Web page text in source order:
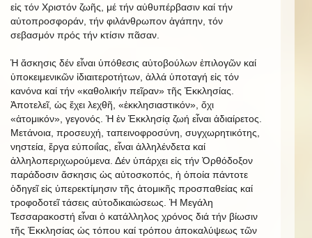
εἰς τόν Χριστόν ζωῆς, μέ τήν αὐθυπέρβασιν καί τήν
αὐτοπροσφοράν, τήν φιλάνθρωπον ἀγάπην, τόν
σεβασμόν πρός τήν κτίσιν πᾶσαν.
Ἡ ἄσκησις δέν εἶναι ὑπόθεσις αὐτοβούλων ἐπιλογῶν καί
ὑποκειμενικῶν ἰδιαιτεροτήτων, ἀλλά ὑποταγή εἰς τόν
κανόνα καί τήν «καθολικήν πεῖραν» τῆς Ἐκκλησίας.
Ἀποτελεῖ, ὡς ἔχει λεχθῆ, «ἐκκλησιαστικόν», ὄχι
«ἀτομικόν», γεγονός. Ἡ ἐν Ἐκκλησίᾳ ζωή εἶναι ἀδιαίρετος.
Μετάνοια, προσευχή, ταπεινοφροσύνη, συγχωρητικότης,
νηστεία, ἔργα εὐποιΐας, εἶναι ἀλληλένδετα καί
ἀλληλοπεριχωρούμενα. Δέν ὑπάρχει εἰς τήν Ὀρθόδοξον
παράδοσιν ἄσκησις ὡς αὐτοσκοπός, ἡ ὁποία πάντοτε
ὁδηγεῖ εἰς ὑπερεκτίμησιν τῆς ἀτομικῆς προσπαθείας καί
τροφοδοτεῖ τάσεις αὐτοδικαιώσεως. Ἡ Μεγάλη
Τεσσαρακοστή εἶναι ὁ κατάλληλος χρόνος διά τήν βίωσιν
τῆς Ἐκκλησίας ὡς τόπου καί τρόπου ἀποκαλύψεως τῶν